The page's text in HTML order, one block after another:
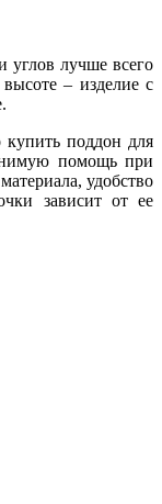
углов лучше всего
– изделие с
поддон для
помощь при
удобство
зависит от ее